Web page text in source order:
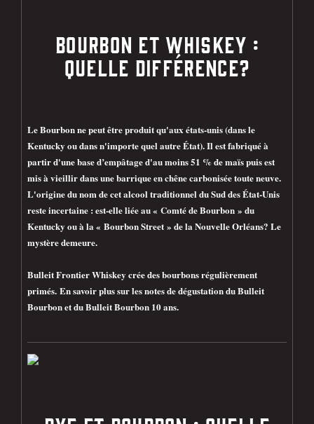
BOURBON ET WHISKEY :
QUELLE DIFFÉRENCE?
Le Bourbon ne peut être produit qu'aux états-unis (dans le
Kentucky ou dans n'importe quel autre État). Il est fabriqué à
partir d'une base d’empâtage d'au moins 51 % de maïs puis est
mis à vieillir dans une barrique en chêne carbonisée toute neuve.
L'origine du nom de cet alcool traditionnel du Sud des État-Unis
reste incertaine : est-elle liée au « Comté de Bourbon » du
Kentucky ou à la « Bourbon Street » de la Nouvelle Orléans? Le
mystère demeure.
Bulleit Frontier Whiskey crée des bourbons régulièrement
primés. En savoir plus sur les notes de dégustation du Bulleit
Bourbon et du Bulleit Bourbon 10 ans.